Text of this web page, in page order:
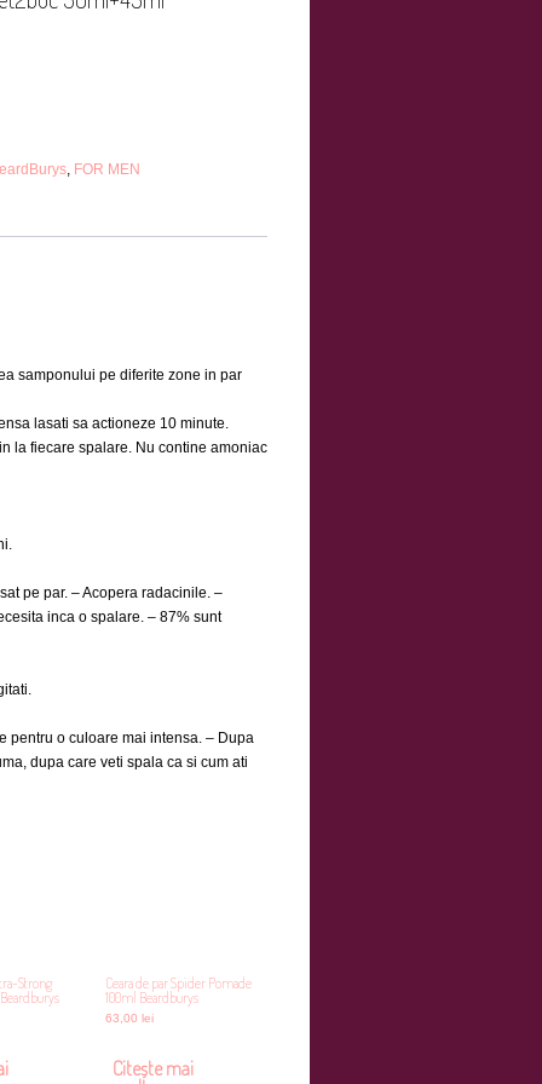
, FOR MEN
samponului pe diferite zone in par
lasati sa actioneze 10 minute.
la fiecare spalare. Nu contine amoniac
pe par. – Acopera radacinile. –
inca o spalare. – 87% sunt
pentru o culoare mai intensa. – Dupa
dupa care veti spala ca si cum ati
Strong
Ceara de par Spider Pomade
100ml Beardburys
63,00 lei
Citește mai